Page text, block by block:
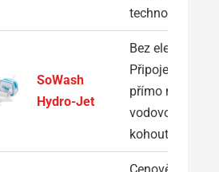
technologie
SoWash
Hydro-Jet
Bez elektřiny:
Připojení
přímo na
vodovodní
kohoutek
Cenově